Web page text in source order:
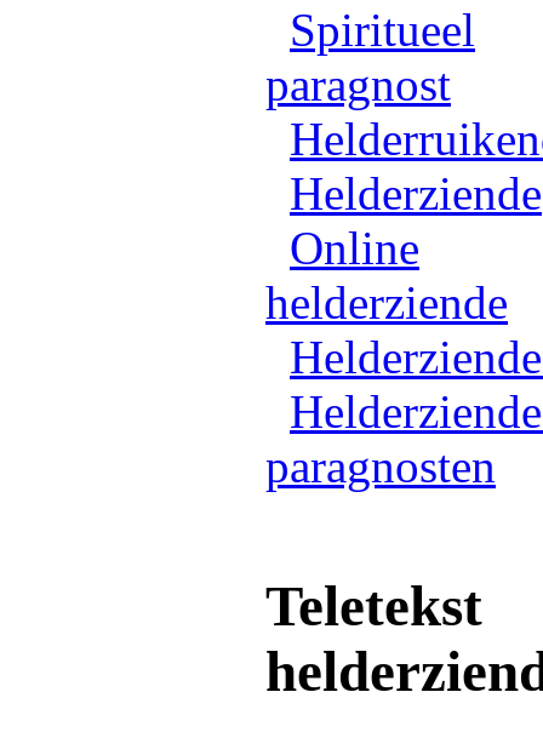
Spiritueel
paragnost
Helderziende
Online
helderziende
paragnosten
Teletekst